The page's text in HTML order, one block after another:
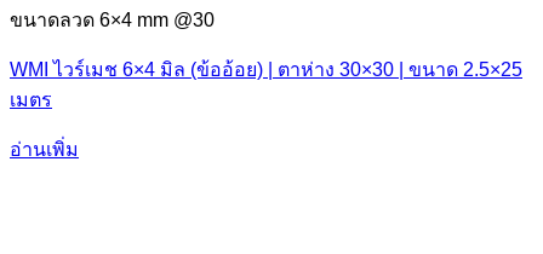
ขนาดลวด 6×4 mm @30
WMI ไวร์เมช 6×4 มิล (ข้ออ้อย) | ตาห่าง 30×30 | ขนาด 2.5×25
เมตร
อ่านเพิ่ม